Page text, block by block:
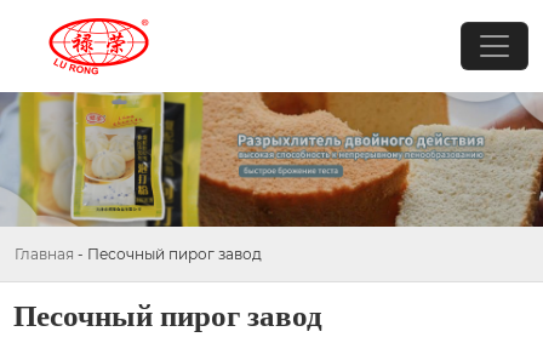
Главная - Песочный пирог завод
Песочный пирог завод